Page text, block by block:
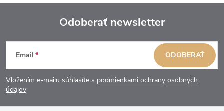
Z
á
p
Odoberať newsletter
Email
Vložením e-mailu súhlasíte s podmienkami ochrany osobných
údajov
ODOBERAŤ